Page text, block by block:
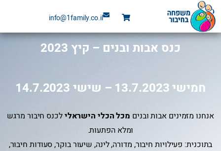
דילוג
לתוכן
info@1family.co.il
כנס אבות ובנים – קיץ 2023
חמישי 13.7.2023 – שישי 14.7.2023
אנחנו מזמינים אבות ובנים מכל הכלי הישראלילכנס חיבור מרגש
ומלא הפתעות.
בתוכנית: פעילויות חיבור, מדורה, לינה, שיעור בוקר, סעודות חיבור,